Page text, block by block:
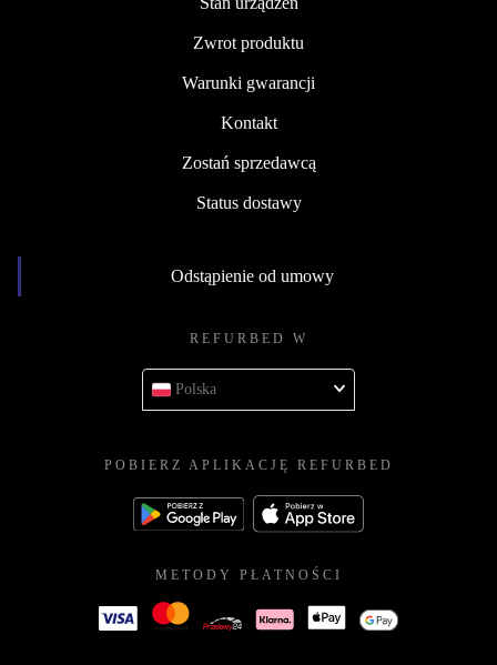
Zwrot produktu
Warunki gwarancji
Kontakt
Zostań sprzedawcą
Status dostawy
Odstąpienie od umowy
REFURBED W
Polska
POBIERZ APLIKACJĘ REFURBED
METODY PŁATNOŚCI